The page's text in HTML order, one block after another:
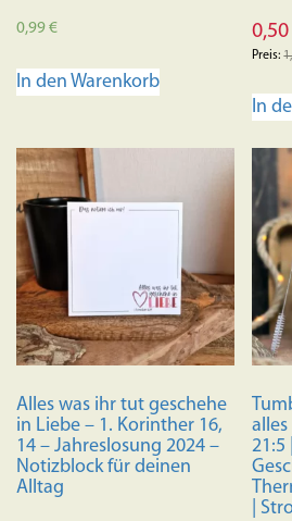
0,99€
In den Warenkorb
Preis:
In
Alles was ihr tut geschehe
in Liebe – 1. Korinther 16,
14 – Jahreslosung 2024 –
Notizblock für deinen
Alltag
21:5
|